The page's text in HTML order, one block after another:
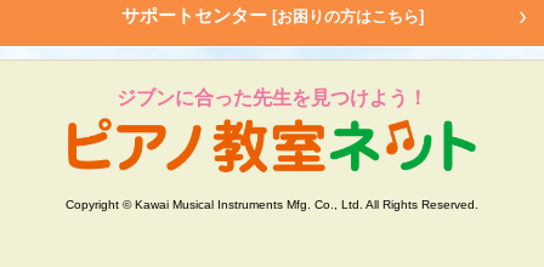
サポートセンター [お困りの方はこちら]
ジブンに合った先生を見つけよう！
Copyright © Kawai Musical Instruments Mfg. Co., Ltd. All Rights Reserved.